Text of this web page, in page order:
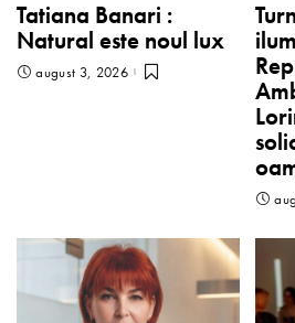
Tatiana Banari :
Natural este noul lux
august 3, 2026